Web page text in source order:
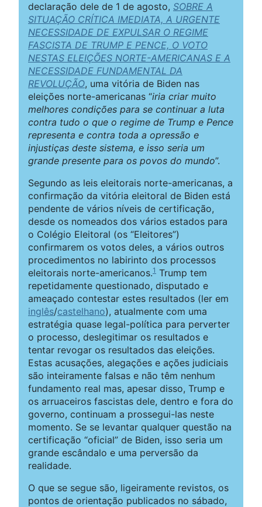
declaração dele de 1 de agosto, SOBRE A
SITUAÇÃO CRÍTICA IMEDIATA, A URGENTE
NECESSIDADE DE EXPULSAR O REGIME
FASCISTA DE TRUMP E PENCE, O VOTO
NESTAS ELEIÇÕES NORTE-AMERICANAS E A
NECESSIDADE FUNDAMENTAL DA
REVOLUÇÃO, uma vitória de Biden nas
eleições norte-americanas “iria criar muito
melhores condições para se continuar a luta
contra tudo o que o regime de Trump e Pence
representa e contra toda a opressão e
injustiças deste sistema, e isso seria um
grande presente para os povos do mundo”.
Segundo as leis eleitorais norte-americanas, a
confirmação da vitória eleitoral de Biden está
pendente de vários níveis de certificação,
desde os nomeados dos vários estados para
o Colégio Eleitoral (os “Eleitores”)
confirmarem os votos deles, a vários outros
procedimentos no labirinto dos processos
eleitorais norte-americanos.1 Trump tem
repetidamente questionado, disputado e
ameaçado contestar estes resultados (ler em
inglês/castelhano), atualmente com uma
estratégia quase legal-política para perverter
o processo, deslegitimar os resultados e
tentar revogar os resultados das eleições.
Estas acusações, alegações e ações judiciais
são inteiramente falsas e não têm nenhum
fundamento real mas, apesar disso, Trump e
os arruaceiros fascistas dele, dentro e fora do
governo, continuam a prossegui-las neste
momento. Se se levantar qualquer questão na
certificação “oficial” de Biden, isso seria um
grande escândalo e uma perversão da
realidade.
O que se segue são, ligeiramente revistos, os
pontos de orientação publicados no sábado,